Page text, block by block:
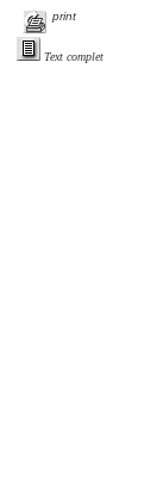
print
Text complet